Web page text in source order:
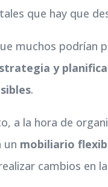
que hay que
muchos podrían
y
.
a la hora de
un mobiliario
cambios en